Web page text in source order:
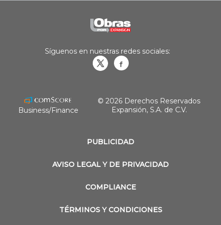
PUBLICIDAD
AVISO LEGAL Y DE PRIVACIDAD
COMPLIANCE
TÉRMINOS Y CONDICIONES
Síguenos en nuestras redes sociales:
Business/Finance
© 2026 Derechos Reservados
Expansión, S.A. de C.V.